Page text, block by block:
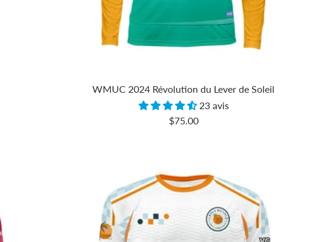
WMUC 2024 Révolution du Lever de Soleil
23 avis
Prix
$75.00